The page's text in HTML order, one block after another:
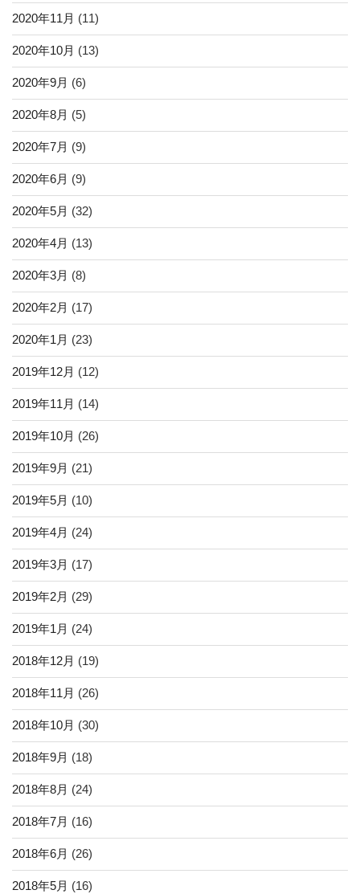
2020年11月 (11)
2020年10月 (13)
2020年9月 (6)
2020年8月 (5)
2020年7月 (9)
2020年6月 (9)
2020年5月 (32)
2020年4月 (13)
2020年3月 (8)
2020年2月 (17)
2020年1月 (23)
2019年12月 (12)
2019年11月 (14)
2019年10月 (26)
2019年9月 (21)
2019年5月 (10)
2019年4月 (24)
2019年3月 (17)
2019年2月 (29)
2019年1月 (24)
2018年12月 (19)
2018年11月 (26)
2018年10月 (30)
2018年9月 (18)
2018年8月 (24)
2018年7月 (16)
2018年6月 (26)
2018年5月 (16)